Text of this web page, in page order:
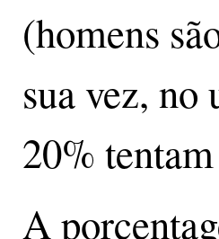
(homens
sua vez, no
20%
A